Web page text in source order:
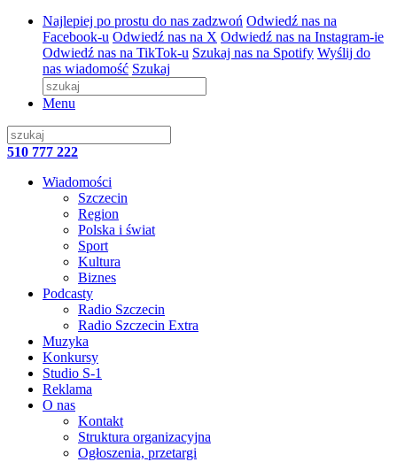
Najlepiej po prostu do nas zadzwoń Odwiedź nas na
Facebook-u Odwiedź nas na X Odwiedź nas na Instagram-ie
Odwiedź nas na TikTok-u Szukaj nas na Spotify Wyślij do
nas wiadomość Szukaj
Menu
510 777 222
Wiadomości
Szczecin
Region
Polska i świat
Sport
Kultura
Biznes
Podcasty
Radio Szczecin
Radio Szczecin Extra
Muzyka
Konkursy
Studio S-1
Reklama
O nas
Kontakt
Struktura organizacyjna
Ogłoszenia, przetargi